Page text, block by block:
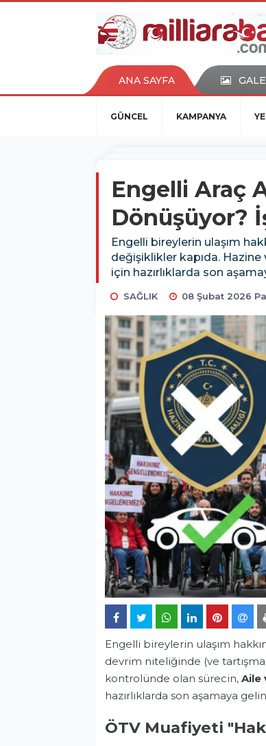
ANA SAYFA
GÜNCEL KAMPANYA
Engelli Araç
Dönüşüyor?
Engelli bireylerin ulaşım
değişiklikler kapıda. Hazine
için hazırlıklarda son
SAĞLIK 08 Şubat 2026
Engelli bireylerin ulaşım
devrim niteliğinde (ve
kontrolünde olan sürecin, Aile
hazırlıklarda son aşamaya
ÖTV Muafiyeti